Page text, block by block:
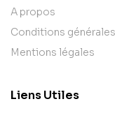
A propos
Conditions
Mentions légales
Liens Utiles